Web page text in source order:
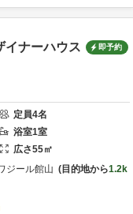
イナーハウス 即予約
定員4名
浴室1室
広さ55㎡
ジール館山 目的地から1.2k